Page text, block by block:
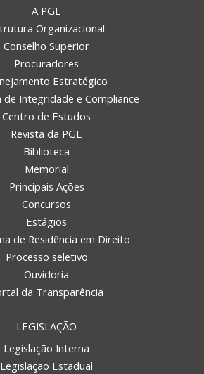
A PGE
Organizacional
Conselho Superior
Procuradores
Estratégico
de Integridade e Compliance
Centro de Estudos
Revista da PGE
Biblioteca
Memorial
Principais Ações
Concursos
Estágios
de Residência em Direito
Processo seletivo
Ouvidoria
da Transparência
LEGISLAÇÃO
Legislação Interna
Legislação Estadual